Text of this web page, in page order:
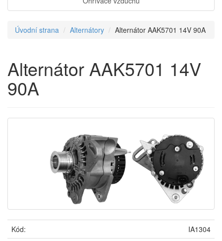
Úvodní strana Alternátory Alternátor AAK5701 14V 90A
Alternátor AAK5701 14V
90A
Kód:
IA1304